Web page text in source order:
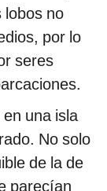
lobos no
por lo
seres
una isla
No solo
de la de
parecían